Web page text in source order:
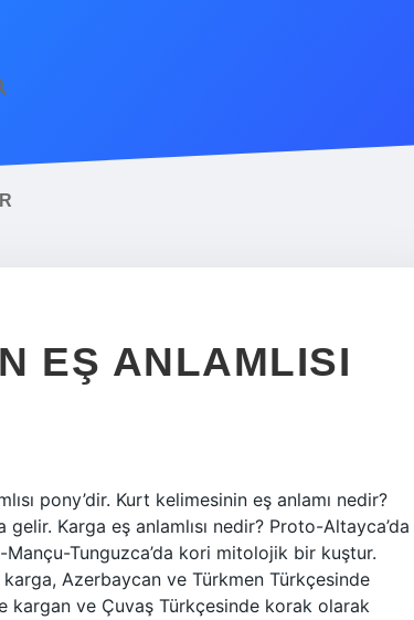
EŞ ANLAMLISI
pony’dir. Kurt kelimesinin eş anlamı nedir?
Karga eş anlamlısı nedir? Proto-Altayca’da
Tunguzca’da kori mitolojik bir kuştur.
Azerbaycan ve Türkmen Türkçesinde
kargan ve Çuvaş Türkçesinde korak olarak